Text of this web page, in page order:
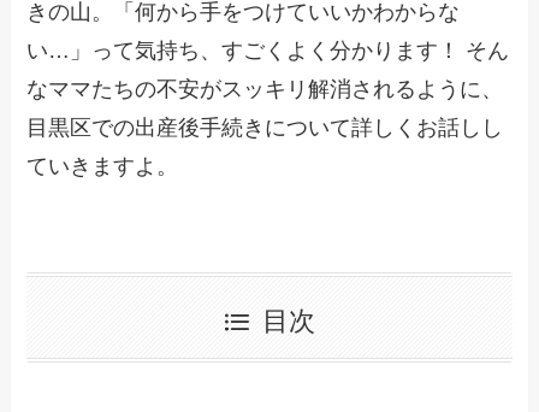
きの山。「何から手をつけていいかわからな
い…」って気持ち、すごくよく分かります！ そん
なママたちの不安がスッキリ解消されるように、
目黒区での出産後手続きについて詳しくお話しし
ていきますよ。
目次